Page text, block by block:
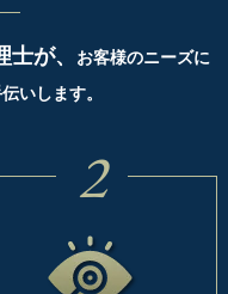
が、
お客様のニーズに
いします。
2